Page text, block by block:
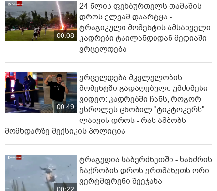
00:08
24 წლის ფეხბურთელს თამაშის
დროს ელვამ დაარტყა -
ტრაგიკული მომენტის ამსახველი
კადრები ტაილანდიდან მედიაში
ვრცელდება
00:49
ვრცელდება მკვლელობის
მომენტში გადაღებული უმძიმესი
ვიდეო: კადრებში ჩანს, როგორ
ესროლეს ცნობილ "ტიკტოკერს"
ლაივის დროს - რას ამბობს
მომხდარზე მექსიკის პოლიცია
00:22
ტრაგედია საბერძნეთში - ხანძრის
ჩაქრობის დროს ერთმანეთს ორი
ვერტმფრენი შეეჯახა